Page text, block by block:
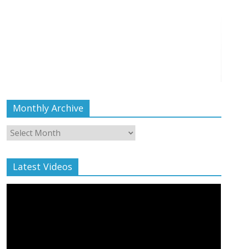
Monthly Archive
Monthly
Archive
Latest Videos